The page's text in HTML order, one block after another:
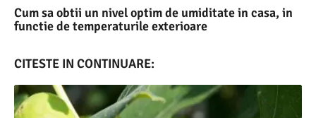
Cum sa obtii un nivel optim de umiditate in casa, in
functie de temperaturile exterioare
CITESTE IN CONTINUARE: